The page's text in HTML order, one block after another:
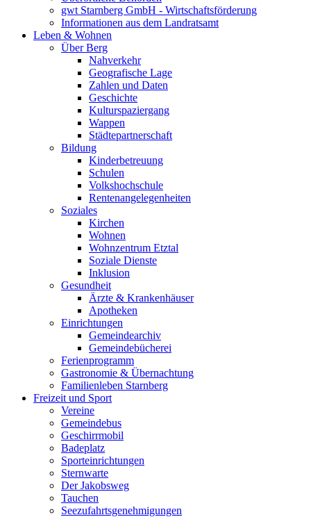
gwt Starnberg GmbH - Wirtschaftsförderung
Informationen aus dem Landratsamt
Leben & Wohnen
Über Berg
Nahverkehr
Geografische Lage
Zahlen und Daten
Geschichte
Kulturspaziergang
Wappen
Städtepartnerschaft
Bildung
Kinderbetreuung
Schulen
Volkshochschule
Rentenangelegenheiten
Soziales
Kirchen
Wohnen
Wohnzentrum Etztal
Soziale Dienste
Inklusion
Gesundheit
Ärzte & Krankenhäuser
Apotheken
Einrichtungen
Gemeindearchiv
Gemeindebücherei
Ferienprogramm
Gastronomie & Übernachtung
Familienleben Starnberg
Freizeit und Sport
Vereine
Gemeindebus
Geschirrmobil
Badeplatz
Sporteinrichtungen
Sternwarte
Der Jakobsweg
Tauchen
Seezufahrtsgenehmigungen